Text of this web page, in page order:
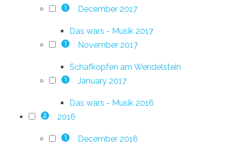
1 December 2017
Das wars - Musik 2017
1 November 2017
Schafkopfen am Wendelstein
1 January 2017
Das wars - Musik 2016
2 2016
1 December 2016